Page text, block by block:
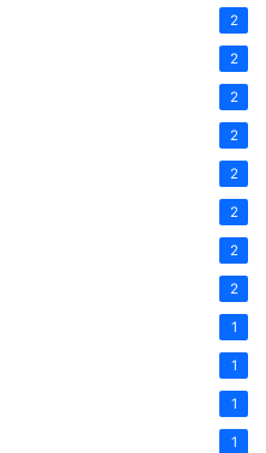
2
2
2
2
2
2
2
2
1
1
1
1